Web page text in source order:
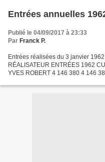
Entrées annuelles
Publié le 04/09/2017 à 23:33
Par Franck P.
Entrées réalisées du 3 janvier
RÉALISATEUR ENTRÉES 1962
YVES ROBERT 4 146 380 4 146
470 6 305...